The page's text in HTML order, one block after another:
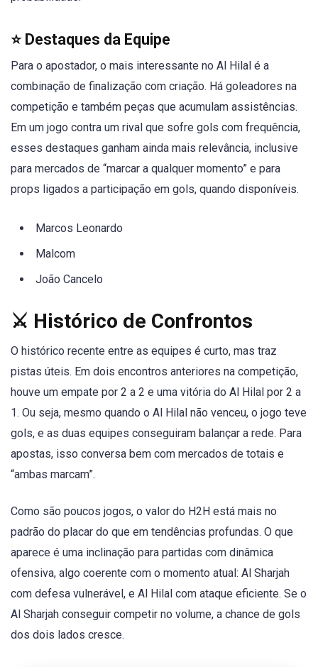
⭐ Destaques da Equipe
Para o apostador, o mais interessante no Al Hilal é a
combinação de finalização com criação. Há goleadores na
competição e também peças que acumulam assistências.
Em um jogo contra um rival que sofre gols com frequência,
esses destaques ganham ainda mais relevância, inclusive
para mercados de “marcar a qualquer momento” e para
props ligados a participação em gols, quando disponíveis.
Marcos Leonardo
Malcom
João Cancelo
⚔️ Histórico de Confrontos
O histórico recente entre as equipes é curto, mas traz
pistas úteis. Em dois encontros anteriores na competição,
houve um empate por 2 a 2 e uma vitória do Al Hilal por 2 a
1. Ou seja, mesmo quando o Al Hilal não venceu, o jogo teve
gols, e as duas equipes conseguiram balançar a rede. Para
apostas, isso conversa bem com mercados de totais e
“ambas marcam”.
Como são poucos jogos, o valor do H2H está mais no
padrão do placar do que em tendências profundas. O que
aparece é uma inclinação para partidas com dinâmica
ofensiva, algo coerente com o momento atual: Al Sharjah
com defesa vulnerável, e Al Hilal com ataque eficiente. Se o
Al Sharjah conseguir competir no volume, a chance de gols
dos dois lados cresce.